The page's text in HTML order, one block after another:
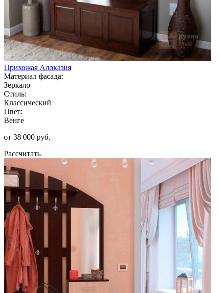
Прихожая Алоказия
Материал фасада:
Зеркало
Стиль:
Классический
Цвет:
Венге
от 38 000 руб.
Рассчитать